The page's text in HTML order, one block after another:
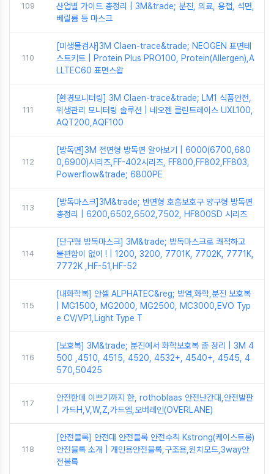
109
산업별 가이드 총정리 | 3M&trade; 분진, 의료, 용접, 석면,
베릴륨 등 마스크
110
[미생물검사]3M Claen-trace&trade; NEOGEN 표면테
스트키트 | Protein Plus PRO100, Protein(Allergen),A
LLTEC60 표면스왑
111
[환경모니터링] 3M Claen-trace&trade; LM1 식품안전,
위생관리 모니터링 솔루션 | 네오젠 클린트레이스 UXL100,
AQT200,AQF100
112
[방독면]3M 전면형 방독면 알아보기 | 6000(6700,680
0,6900)시리즈,FF-402시리즈, FF800,FF802,FF803,
Powerflow&trade; 6800PE
113
[방독마스크]3M&trade; 반면형 호흡보호구 양구형 방독면
총정리 | 6200,6502,6502,7502, HF800SD 시리즈
114
[단구형 방독마스크] 3M&trade; 방독마스크로 쾌적하고
불편함이 없이 ! | 1200, 3200, 7701K, 7702K, 7771K,
7772K ,HF-51,HF-52
115
[내화학복] 안셀 ALPHATEC&reg; 방염,화학,분진 보호복
| MG1500, MG2000, MG2500, MC3000,EVO Typ
e CV/VP1,Light Type T
116
[보호복] 3M&trade; 분진에서 화학보호복 총 정리 | 3M 4
500 ,4510, 4515, 4520, 4532+, 4540+, 4545, 4
570,50425
117
안전한데 이쁘기까지 한, rothoblaas 안전난간대,안전발판
| 가드H,V,W,Z,가드엠,오버레인(OVERLANE)
118
[안전블록] 안전대 안전블록 안전수칙 Kstrong(케이스트롱)
안전블록 소개 | 개인용안전블록,구조용,윈치모드,3way안
전블록